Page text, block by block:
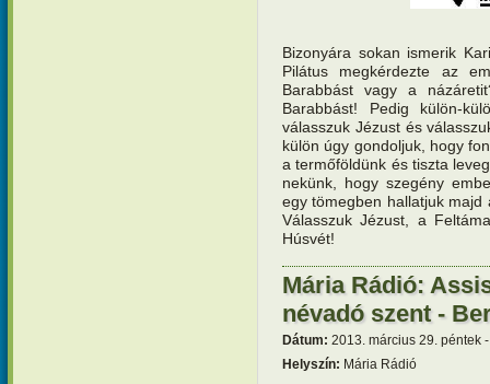
Bizonyára sokan ismerik
Pilátus megkérdezte az
Barabbást vagy a
Barabbást! Pedig külön-
válasszuk Jézust és
külön úgy gondoljuk, hogy
a termőföldünk és tiszta
nekünk, hogy szegény
egy tömegben hallatjuk
Válasszuk Jézust, a
Húsvét!
Mária Rádió:
névadó szent -
Dátum: 2013. március 29. péntek
Helyszín: Mária Rádió